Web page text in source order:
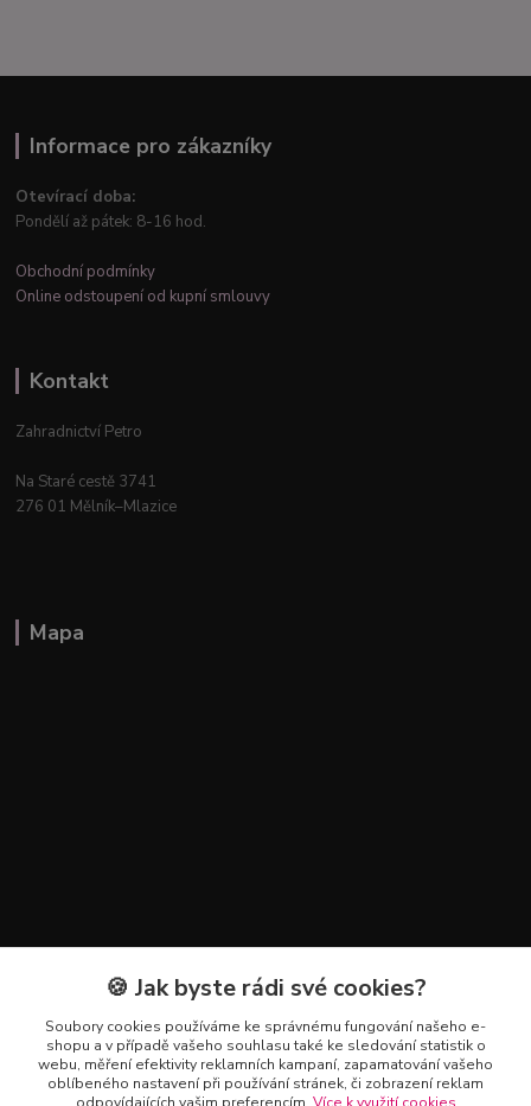
Informace pro zákazníky
Otevírací doba:
Pondělí až pátek: 8-16 hod.
Obchodní podmínky
Online odstoupení od kupní smlouvy
Kontakt
Zahradnictví Petro
Na Staré cestě 3741
276 01 Mělník–Mlazice
Mapa
Kontakty
+420 602 223 614
info@zahradnictvipetro.cz
🍪 Jak byste rádi své cookies?
Soubory cookies používáme ke správnému fungování našeho e-
shopu a v případě vašeho souhlasu také ke sledování statistik o
webu, měření efektivity reklamních kampaní, zapamatování vašeho
oblíbeného nastavení při používání stránek, či zobrazení reklam